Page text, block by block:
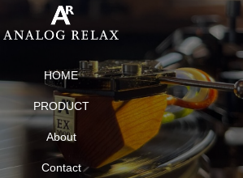
HOME
PRODUCT
About
Contact